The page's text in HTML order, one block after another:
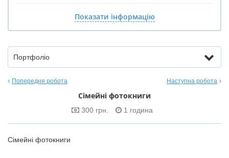
Показати інформацію
Портфоліо
Попередня робота Наступна робота
Сімейні фотокниги
300 грн. 1 година
Сімейні фотокниги